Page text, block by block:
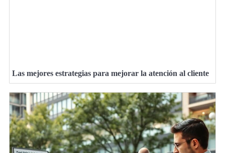
Las mejores estrategias para mejorar la atención al cliente